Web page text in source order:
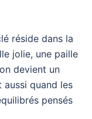
réside dans la
jolie, une paille
devient un
aussi quand les
pensés